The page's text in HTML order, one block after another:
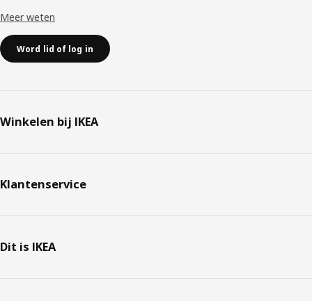
Meer weten
Word lid of log in
Winkelen bij IKEA
Klantenservice
Dit is IKEA